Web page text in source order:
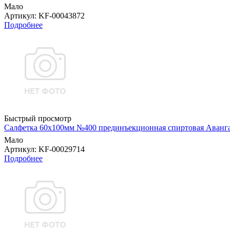
Мало
Артикул: KF-00043872
Подробнее
Быстрый просмотр
Салфетка 60х100мм №400 прединъекционная спиртовая
Мало
Артикул: KF-00029714
Подробнее